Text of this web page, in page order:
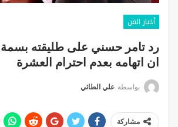
أخبار الفن
رد تامر حسني على طليقته
ان اتهامه بعدم احترام العشرة
بواسطة علي الطائي
مشاركة